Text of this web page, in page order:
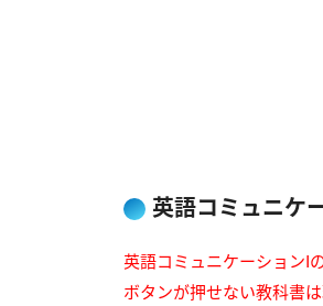
英語コミュニケ
英語コミュニケーションI
ボタンが押せない教科書